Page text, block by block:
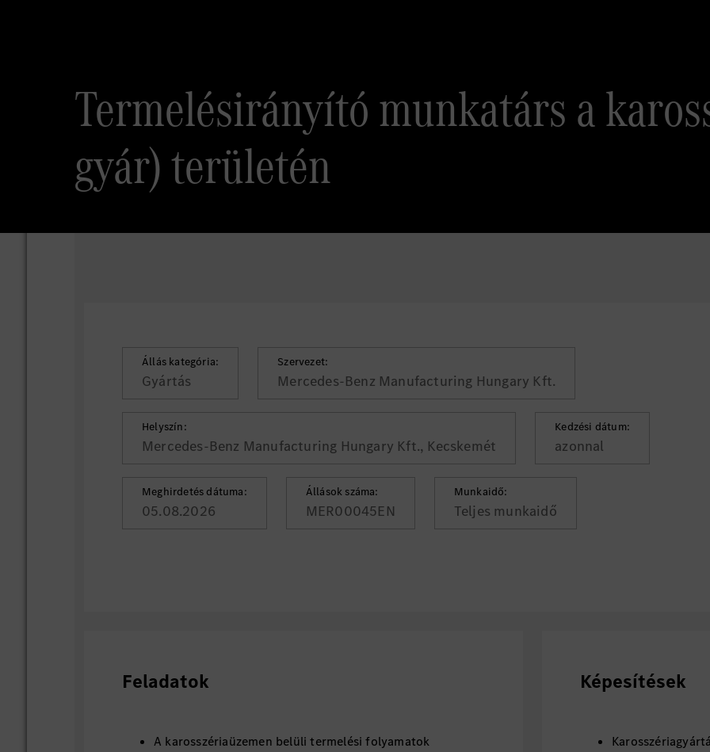
Termelésirányító munkatárs a
gyár) területén
Állás kategória:
Gyártás
Szervezet:
Mercedes-Benz Manufacturing Hungary Kft.
Helyszín:
Mercedes-Benz Manufacturing Hungary Kft., Kecskemét
Kedzési dátum:
azonnal
Meghirdetés dátuma:
05.08.2026
Állások száma:
MER00045EN
Munkaidő:
Teljes munkaidő
Feladatok
A karosszériaüzemen belüli termelési folyamatok
Képesítések